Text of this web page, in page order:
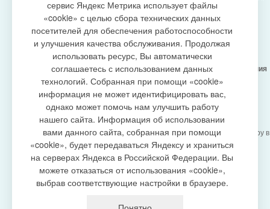
создание сайта
Энергетиков, 6, пгт. Излучинск, Нижневартовский
район,
Ханты-Мансийский автономный округ-Югра
(Тюменская область), 628634
Сетевое изданиеhttps://www.gp-izluchinsk.ru
16+
Учредитель -Администрация городского поселения
Излучинск
Главный редактор - Бурич Денис Ярославович
Телефон/факс: (3466) 28-13-77 , e-mail:
admizl@rambler.ru
Сетевое изданиеhttps://www.gp-izluchinsk.ru
зарегистрировано Федеральной службой по надзору в
сфере связи,
информационных технологий и массовых
коммуникаций (Роскомнадзор), регистрационный
номер СМИ
ЭЛ № ФС77-87353 от 27.04.2024
сервис Яндекс Метрика использует файлы
«cookie» с целью сбора технических данных
посетителей для обеспечения работоспособности
и улучшения качества обслуживания. Продолжая
использовать ресурс, Вы автоматически
соглашаетесь с использованием данных
технологий. Собранная при помощи «cookie»
информация не может идентифицировать вас,
однако может помочь нам улучшить работу
нашего сайта. Информация об использовании
вами данного сайта, собранная при помощи
«cookie», будет передаваться Яндексу и храниться
на серверах Яндекса в Российской Федерации. Вы
можете отказаться от использования «cookie»,
выбрав соответствующие настройки в браузере.